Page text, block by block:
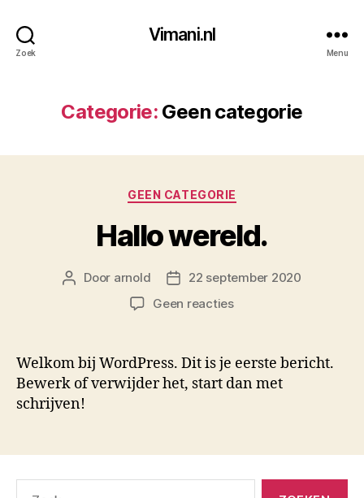
Zoek
Vimani.nl
Menu
Categorie: Geen categorie
Categorieën
GEEN CATEGORIE
Hallo wereld.
Berichtauteur
Door arnold Berichtdatum
22 september 2020
Geen reactiesop
Welkom bij WordPress. Dit is je eerste bericht.
Bewerk of verwijder het, start dan met
schrijven!